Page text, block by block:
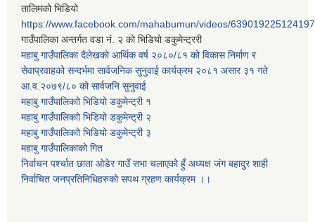
तालिमको भिडियो
https://www.facebook.com/mahabumun/videos/639019225124197
गाउँपालिका अन्तर्गत वडा नं. २ को भिडियो डकुमेन्ट्ररी
महाबु गाउँपालिका दैलेखको आर्थिक वर्ष २०८०/८१ को विकास निर्माण र
सेवाप्रवाहको सन्दर्भमा सार्वजनिक सुनुवाई कार्यक्रम २०८१ असार ३१ गते
आ.व.२०७९/८० को सार्वजनि सुनुवाई
महाबु गाउँपालिकाो भिडियो डकुमेन्ट्री १
महाबु गाउँपालिकाो भिडियो डकुमेन्ट्री २
महाबु गाउँपालिकाो भिडियो डकुमेन्ट्री ३
महाबु गाउँपालिकाको गित
निर्वाचन पर्श्चात छाता ओडेर गाउँ सभा चलाएको हुँ अध्यक्ष जंग बहादुर शाही
निर्वाचित जनप्रतिनिधिहरुको सपथ ग्रहण कार्यक्रम ।।